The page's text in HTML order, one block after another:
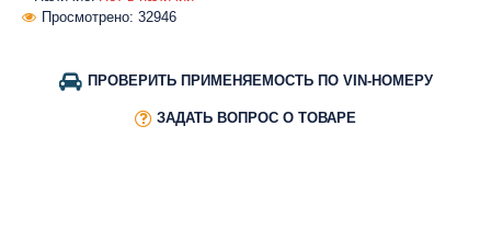
Просмотрено: 32946
ПРОВЕРИТЬ ПРИМЕНЯЕМОСТЬ ПО VIN-НОМЕРУ
ЗАДАТЬ ВОПРОС О ТОВАРЕ